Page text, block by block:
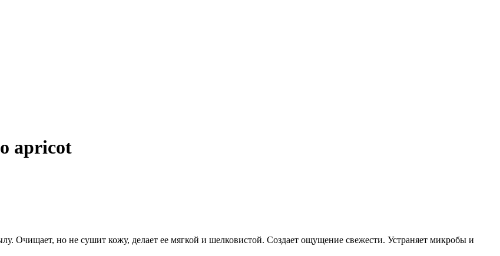
apricot
Очищает, но не сушит кожу, делает ее мягкой и шелковистой. Создает ощущение свежести. Устраняет микробы и